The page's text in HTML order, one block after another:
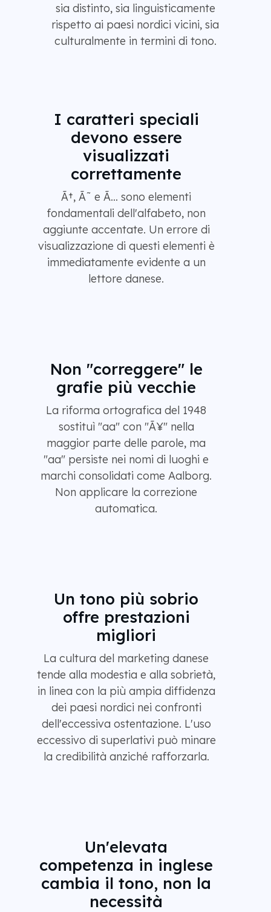
sia distinto, sia linguisticamente
rispetto ai paesi nordici vicini, sia
culturalmente in termini di tono.
I caratteri speciali
devono essere
visualizzati
correttamente
Ã†, Ã˜ e Ã… sono elementi
fondamentali dell'alfabeto, non
aggiunte accentate. Un errore di
visualizzazione di questi elementi è
immediatamente evidente a un
lettore danese.
Non "correggere" le
grafie più vecchie
La riforma ortografica del 1948
sostituì "aa" con "Ã¥" nella
maggior parte delle parole, ma
"aa" persiste nei nomi di luoghi e
marchi consolidati come Aalborg.
Non applicare la correzione
automatica.
Un tono più sobrio
offre prestazioni
migliori
La cultura del marketing danese
tende alla modestia e alla sobrietà,
in linea con la più ampia diffidenza
dei paesi nordici nei confronti
dell'eccessiva ostentazione. L'uso
eccessivo di superlativi può minare
la credibilità anziché rafforzarla.
Un'elevata
competenza in inglese
cambia il tono, non la
necessità